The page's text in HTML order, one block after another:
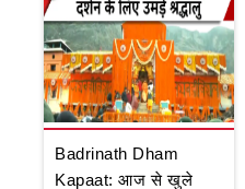
Badrinath Dham
Kapaat: आज से खुले